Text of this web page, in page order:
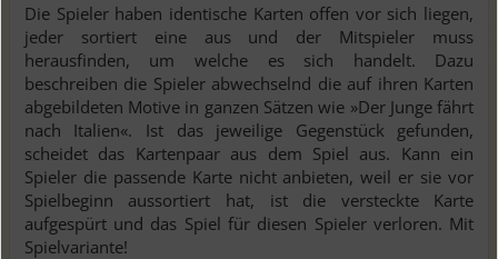
Die Spieler haben identische Karten offen vor sich liegen,
jeder sortiert eine aus und der Mitspieler muss
herausfinden, um welche es sich handelt. Dazu
beschreiben die Spieler abwechselnd die auf ihren Karten
abgebildeten Motive in ganzen Sätzen wie »Der Junge fährt
nach Italien«. Ist das jeweilige Gegenstück gefunden,
scheidet das Kartenpaar aus dem Spiel aus. Kann ein
Spieler die passende Karte nicht anbieten, weil er sie vor
Spielbeginn aussortiert hat, ist die versteckte Karte
aufgespürt und das Spiel für diesen Spieler verloren. Mit
Spielvariante!